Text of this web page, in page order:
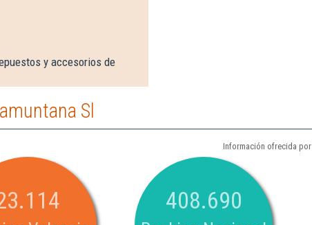
y accesorios de
Sl
Información ofrecida por
408.690